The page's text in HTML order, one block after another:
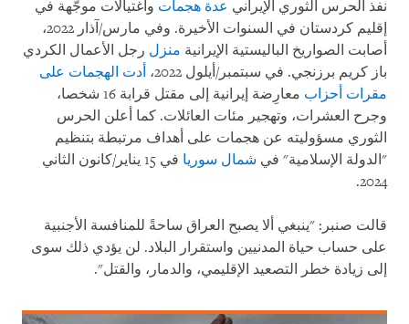
نفذ الحرس الثوري الإيراني عدة هجمات واغتيالات موجَّهة في
إقليم كردستان في السنوات الأخيرة. وفي مارس/آذار 2022،
أصابت الصواريخ الباليستية الإيرانية منزل رجل الأعمال الكردي
باز كريم برزنجي. في سبتمبر/أيلول 2022،
أدت الهجمات على
مقرات أحزاب
معارِضة إيرانية إلى مقتل قرابة 16 شخصا،
وجرح العشرات، وتهجير مئات العائلات. كما أعلن الحرس
الثوري مسؤوليته عن هجمات على أهداف مرتبطة بتنظيم
"الدولة الإسلامية" في شمال سوريا
في 15 يناير/كانون الثاني
2024.
قالت صنبر: "ينبغي ألا يصبح العراق ساحةً للمنافسة الأجنبية
على حساب حياة المدنيين واستقرار البلاد. لن يؤدي ذلك سوى
إلى زيادة خطر التصعيد الإقليمي، والدمار، والقتل".